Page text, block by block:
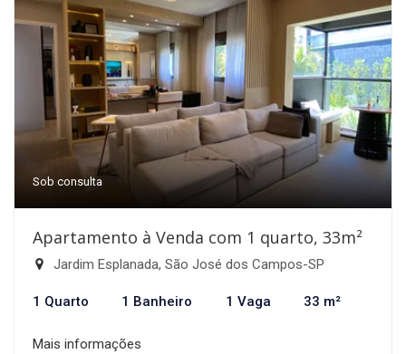
Sob consulta
Apartamento à Venda com 1 quarto, 33m²
Jardim Esplanada, São José dos Campos-SP
1 Quarto 1 Banheiro 1 Vaga 33 m²
Mais informações